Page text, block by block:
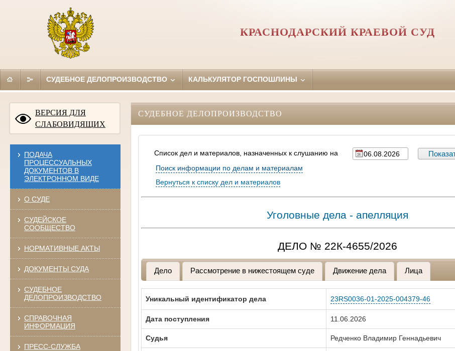
КРАСНОДАРСКИЙ КРАЕВОЙ СУД
СУДЕБНОЕ ДЕЛОПРОИЗВОДСТВО КАЛЬКУЛЯТОР ГОСПОШЛИНЫ
ВЕРСИЯ ДЛЯ
СЛАБОВИДЯЩИХ
ПОДАЧА
ПРОЦЕССУАЛЬНЫХ
ДОКУМЕНТОВ В
ЭЛЕКТРОННОМ ВИДЕ
О СУДЕ
СУДЕЙСКОЕ
СООБЩЕСТВО
НОРМАТИВНЫЕ АКТЫ
ДОКУМЕНТЫ СУДА
СУДЕБНОЕ
ДЕЛОПРОИЗВОДСТВО
СПРАВОЧНАЯ
ИНФОРМАЦИЯ
ПРЕСС-СЛУЖБА
СУДЕБНОЕ ДЕЛОПРОИЗВОДСТВО
Список дел и материалов, назначенных к слушанию на
Поиск информации по делам и материалам
Вернуться к списку дел и материалов
Уголовные дела - апелляция
ДЕЛО № 22К-4655/2026
Дело Рассмотрение в нижестоящем суде Движение дела Лица
Уникальный идентификатор дела 23RS0036-01-2025-004379-46
Дата поступления 11.06.2026
Судья Редченко Владимир Геннадьевич